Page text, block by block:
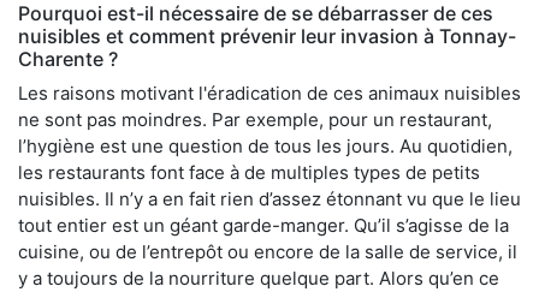
Pourquoi est-il nécessaire de se débarrasser de ces
nuisibles et comment prévenir leur invasion à Tonnay-
Charente ?
Les raisons motivant l'éradication de ces animaux nuisibles
ne sont pas moindres. Par exemple, pour un restaurant,
l’hygiène est une question de tous les jours. Au quotidien,
les restaurants font face à de multiples types de petits
nuisibles. Il n’y a en fait rien d’assez étonnant vu que le lieu
tout entier est un géant garde-manger. Qu’il s’agisse de la
cuisine, ou de l’entrepôt ou encore de la salle de service, il
y a toujours de la nourriture quelque part. Alors qu’en ce